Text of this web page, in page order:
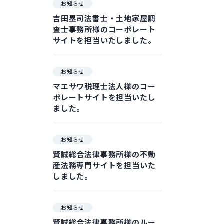
お知らせ
吉田塁司法書士・土地家屋調
査士事務所様のコーポレート
サイトを担当いたしました。
お知らせ
マエサワ税理士法人様のコー
ポレートサイトを担当いたし
ました。
お知らせ
賢誠総合法律事務所様の不動
産法務専門サイトを担当いた
しました。
お知らせ